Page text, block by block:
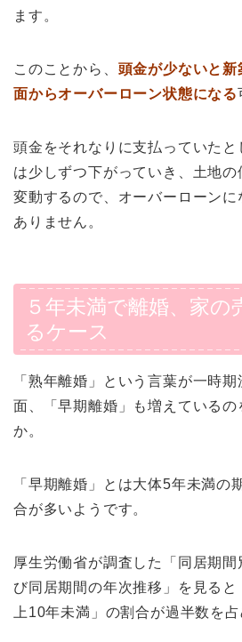
ます。
このことから、 頭金が少ないと
面からオーバーローン状態になる
頭金をそれなりに支払っていたと
は少しずつ下がっていき、土地の
変動するので、オーバーローンに
ありません。
５年未満で離婚、家の
るケース
「熟年離婚」という言葉が一時
面、「早期離婚」も増えているの
か。
「早期離婚」とは大体5年未満の
合が多いようです。
厚生労働省が調査した「同居期間
び同居期間の年次推移」を見る
上10年未満」の割合が過半数を占